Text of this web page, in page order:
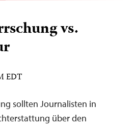
vs.
EDT
sollten Journalisten in
über den